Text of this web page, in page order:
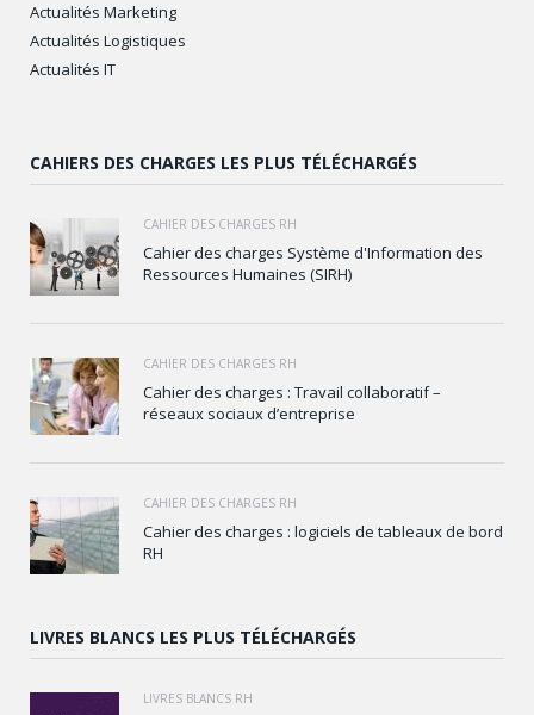
Actualités Marketing
Actualités Logistiques
Actualités IT
CAHIERS DES CHARGES LES PLUS TÉLÉCHARGÉS
CAHIER DES CHARGES RH
Cahier des charges Système d'Information des
Ressources Humaines (SIRH)
CAHIER DES CHARGES RH
Cahier des charges : Travail collaboratif –
réseaux sociaux d’entreprise
CAHIER DES CHARGES RH
Cahier des charges : logiciels de tableaux de bord
RH
LIVRES BLANCS LES PLUS TÉLÉCHARGÉS
LIVRES BLANCS RH